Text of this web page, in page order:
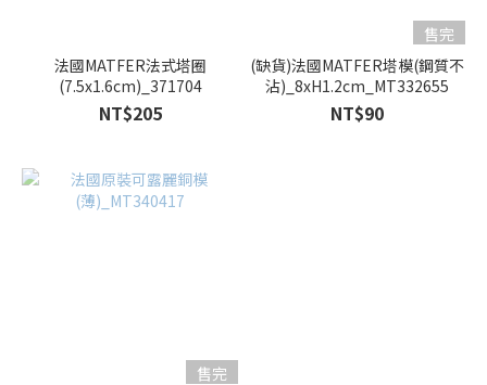
法國MATFER法式塔圈
(7.5x1.6cm)_371704
NT$205
售完
(缺貨)法國MATFER塔模(鋼質不
沾)_8xH1.2cm_MT332655
NT$90
售完